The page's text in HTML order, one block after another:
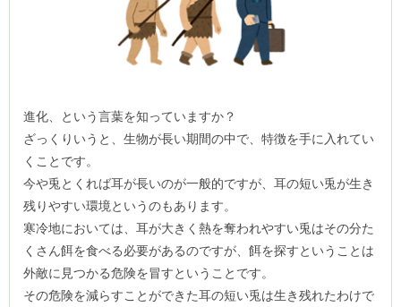
進化、という言葉を知っていますか？
ざっくりいうと、生物が長い期間の中で、特徴を手に入れてい
くことです。
今や兎とくれば耳が長いのが一般的ですが、耳の短い兎が生き
残りやすい環境というのもあります。
寒冷地においては、耳が大きく熱を奪われやすい兎はその分た
くさん餌を食べる必要があるのですが、餌を探すということは
外敵に見つかる危険を冒すということです。
その危険を減らすことができた耳の短い兎は生き残れたわけで